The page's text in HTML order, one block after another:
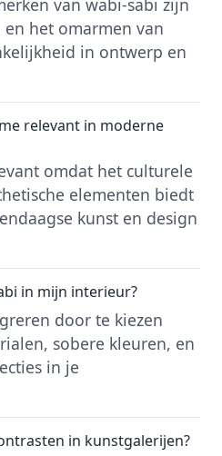
van wabi-sabi zijn
het omarmen van
in ontwerp en
relevant in moderne
omdat het culturele
elementen biedt
kunst en design
in mijn interieur?
door te kiezen
sobere kleuren, en
in je
in kunstgalerijen?